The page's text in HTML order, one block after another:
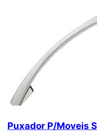
Puxador P/Moveis